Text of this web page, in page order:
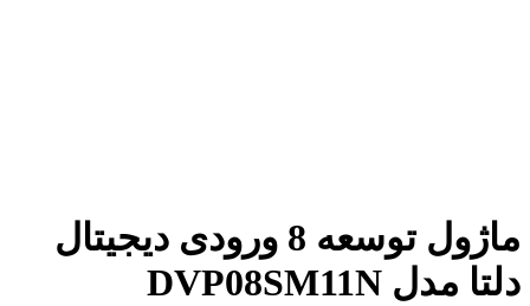
ماژول توسعه 8 ورودی دیجیتال
دلتا مدل DVP08SM11N